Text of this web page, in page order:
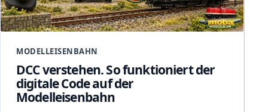
MODELLEISENBAHN
DCC verstehen. So funktioniert der
digitale Code auf der
Modelleisenbahn